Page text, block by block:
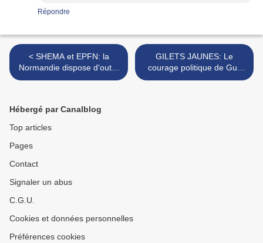
Répondre
< SHEMA et EPFN: la
Normandie dispose d'outils
efficaces et puissants pour
GILETS JAUNES: Le
courage politique de Guy
LEFRAND, le maire LR
Hébergé par Canalblog
Top articles
Pages
Contact
Signaler un abus
C.G.U.
Cookies et données personnelles
Préférences cookies